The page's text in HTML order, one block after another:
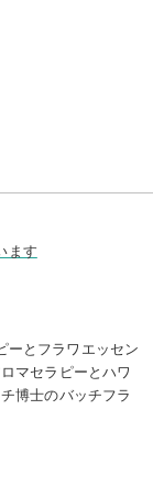
ます
ーとフラワエッセン
マセラピーとハワ
博士のバッチフラ